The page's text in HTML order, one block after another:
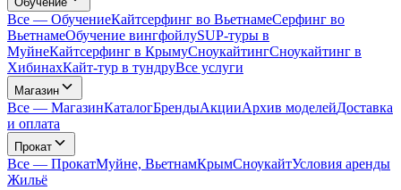
Все — ОбучениеКайтсерфинг во ВьетнамеСерфинг во
ВьетнамеОбучение вингфойлуSUP-туры в
МуйнеКайтсерфинг в КрымуСноукайтингСноукайтинг в
ХибинахКайт-тур в тундруВсе услуги
Магазин
Все — МагазинКаталогБрендыАкцииАрхив моделейДоставка
и оплата
Прокат
Все — ПрокатМуйне, ВьетнамКрымСноукайтУсловия аренды
Жильё